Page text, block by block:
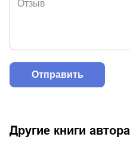
Другие книги автора